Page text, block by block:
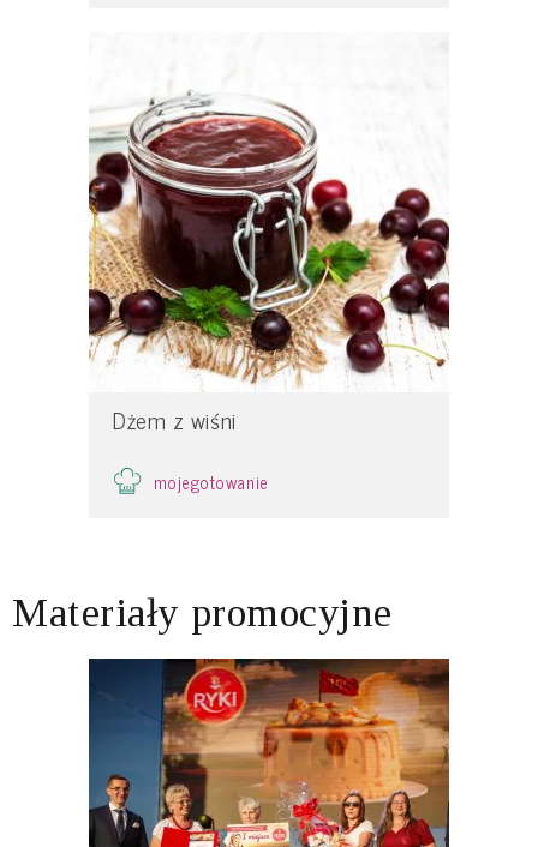
Dżem z wiśni
mojegotowanie
Materiały promocyjne